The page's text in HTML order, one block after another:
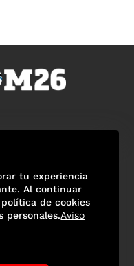
tu experiencia
Al continuar
de cookies
personales.Aviso